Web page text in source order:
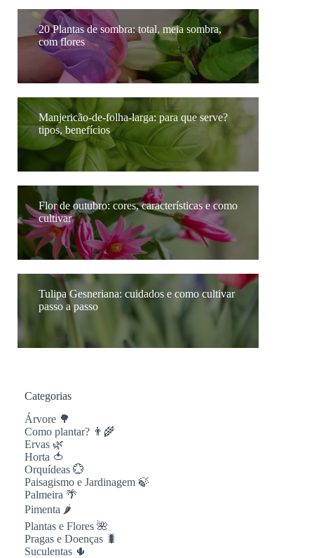
20 Plantas de sombra: total, meia sombra,
com flores
Manjericão-de-folha-larga: para que serve?
tipos, benefícios
Flor de outubro: cores, características e como
cultivar
Tulipa Gesneriana: cuidados e como cultivar
passo a passo
Categorias
Árvore 🌳
Como plantar? 👨‍🌾
Ervas 🌿
Horta 🍅
Orquídeas 💮
Paisagismo e Jardinagem 🍃
Palmeira 🌴
Pimenta 🌶
Plantas e Flores 🌺
Pragas e Doenças 🐛
Suculentas 🌵